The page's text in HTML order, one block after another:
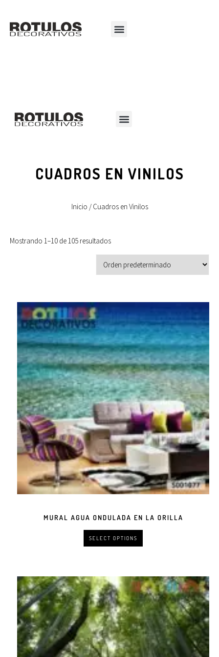
CUADROS EN VINILOS
Inicio / Cuadros en Vinilos
Mostrando 1–10 de 105 resultados
MURAL AGUA ONDULADA EN LA ORILLA
SELECT OPTIONS